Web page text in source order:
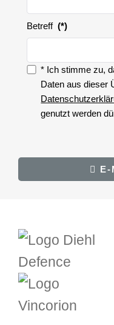
Betreff (*)
Zustimmung
* Ich stimme zu,
Daten aus dieser
genutzt werden
E-